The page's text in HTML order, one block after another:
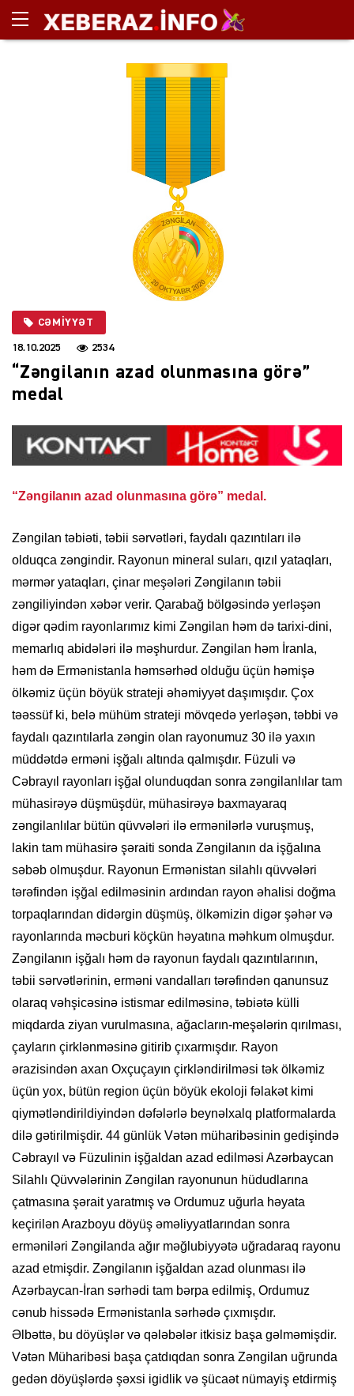
CƏMIYYƏT
18.10.2025 2534
“Zəngilanın azad olunmasına görə”
medal
“Zəngilanın azad olunmasına görə” medal.
Zəngilan təbiəti, təbii sərvətləri, faydalı qazıntıları ilə
olduqca zəngindir. Rayonun mineral suları, qızıl yataqları,
mərmər yataqları, çinar meşələri Zəngilanın təbii
zəngiliyindən xəbər verir. Qarabağ bölgəsində yerləşən
digər qədim rayonlarımız kimi Zəngilan həm də tarixi-dini,
memarlıq abidələri ilə məşhurdur. Zəngilan həm İranla,
həm də Ermənistanla həmsərhəd olduğu üçün həmişə
ölkəmiz üçün böyük strateji əhəmiyyət daşımışdır. Çox
təəssüf ki, belə mühüm strateji mövqedə yerləşən, təbbi və
faydalı qazıntılarla zəngin olan rayonumuz 30 ilə yaxın
müddətdə erməni işğalı altında qalmışdır. Füzuli və
Cəbrayıl rayonları işğal olunduqdan sonra zəngilanlılar tam
mühasirəyə düşmüşdür, mühasirəyə baxmayaraq
zəngilanlılar bütün qüvvələri ilə ermənilərlə vuruşmuş,
lakin tam mühasirə şəraiti sonda Zəngilanın da işğalına
səbəb olmuşdur. Rayonun Ermənistan silahlı qüvvələri
tərəfindən işğal edilməsinin ardından rayon əhalisi doğma
torpaqlarından didərgin düşmüş, ölkəmizin digər şəhər və
rayonlarında məcburi köçkün həyatına məhkum olmuşdur.
Zəngilanın işğalı həm də rayonun faydalı qazıntılarının,
təbii sərvətlərinin, erməni vandalları tərəfindən qanunsuz
olaraq vəhşicəsinə istismar edilməsinə, təbiətə külli
miqdarda ziyan vurulmasına, ağacların-meşələrin qırılması,
çayların çirklənməsinə gitirib çıxarmışdır. Rayon
ərazisindən axan Oxçuçayın çirkləndirilməsi tək ölkəmiz
üçün yox, bütün region üçün böyük ekoloji fəlakət kimi
qiymətləndirildiyindən dəfələrlə beynəlxalq platformalarda
dilə gətirilmişdir. 44 günlük Vətən müharibəsinin gedişində
Cəbrayıl və Füzulinin işğaldan azad edilməsi Azərbaycan
Silahlı Qüvvələrinin Zəngilan rayonunun hüdudlarına
çatmasına şərait yaratmış və Ordumuz uğurla həyata
keçirilən Arazboyu döyüş əməliyyatlarından sonra
erməniləri Zəngilanda ağır məğlubiyyətə uğradaraq rayonu
azad etmişdir. Zəngilanın işğaldan azad olunması ilə
Azərbaycan-İran sərhədi tam bərpa edilmiş, Ordumuz
cənub hissədə Ermənistanla sərhədə çıxmışdır.
Əlbəttə, bu döyüşlər və qələbələr itkisiz başa gəlməmişdir.
Vətən Müharibəsi başa çatdıqdan sonra Zəngilan uğrunda
gedən döyüşlərdə şəxsi igidlik və şücaət nümayiş etdirmiş